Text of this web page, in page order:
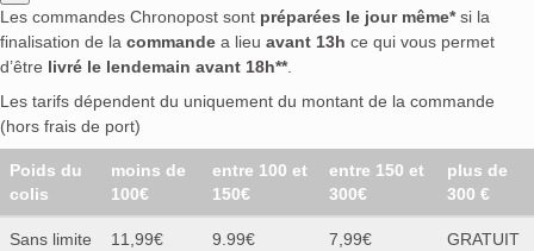
Les commandes Chronopost sont préparées le jour même*si la
finalisation de la commande a lieu avant 13h ce qui vous permet
d’être livré le lendemain avant 18h**.
Les tarifs dépendent du uniquement du montant de la commande
(hors frais de port)
Poids du
colis
moins de
100€
entre 100 et
150€
entre 150 et
300€
plus de
300 €
Sans limite 11,99€ 9.99€ 7,99€ GRATUIT